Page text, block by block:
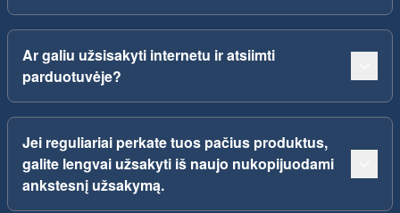
Ar galiu užsisakyti internetu ir atsiimti
parduotuvėje?
Jei reguliariai perkate tuos pačius produktus,
galite lengvai užsakyti iš naujo nukopijuodami
ankstesnį užsakymą.